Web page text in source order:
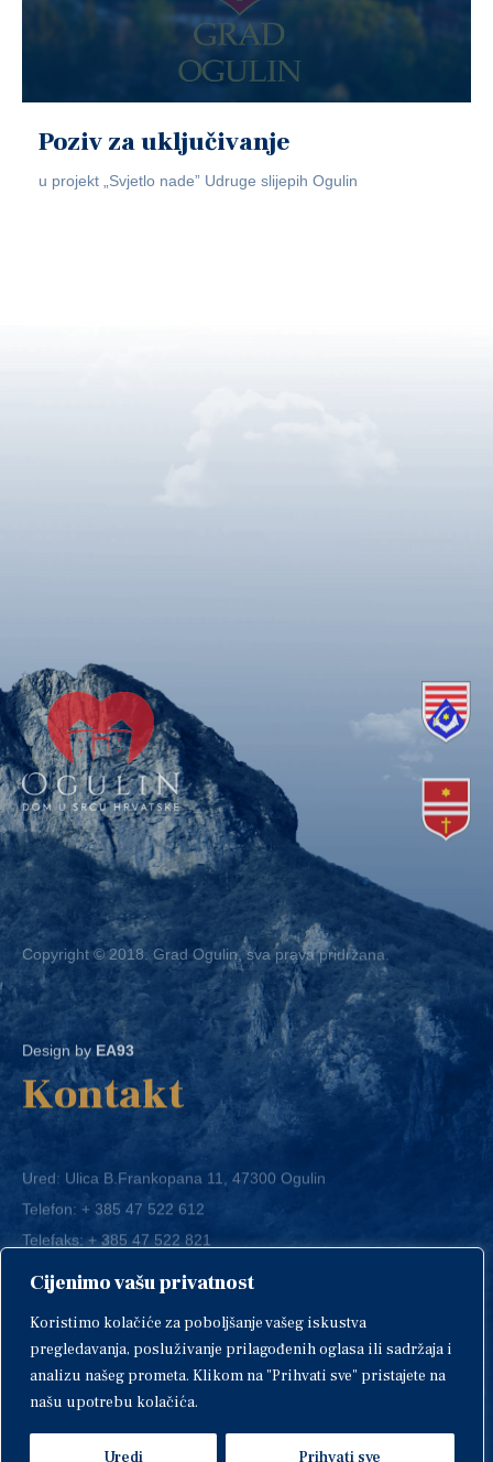
Cijenimo vašu privatnost
Koristimo kolačiće za poboljšanje vašeg iskustva
pregledavanja, posluživanje prilagođenih oglasa ili sadržaja i
analizu našeg prometa. Klikom na "Prihvati sve" pristajete na
našu upotrebu kolačića.
Uredi Prihvati sve
Poziv za uključivanje
u projekt „Svjetlo nade” Udruge slijepih Ogulin
Copyright © 2018. Grad Ogulin, sva prava pridržana.
Design by EA93
Kontakt
Telefon:+ 385 47 522 612
Telefaks:+ 385 47 522 821
E-mail:grad-ogulin@ogulin.hr
IBAN: HR1424020061829700009